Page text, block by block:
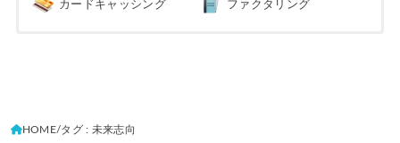
カードキャッシング ファクタリング
HOME タグ : 未来志向